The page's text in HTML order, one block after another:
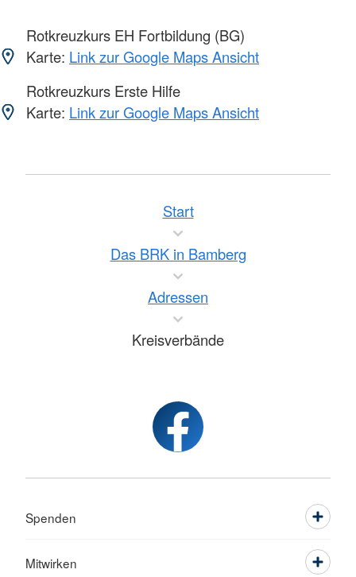
Rotkreuzkurs EH Fortbildung (BG)
Karte: Link zur Google Maps Ansicht
Rotkreuzkurs Erste Hilfe
Karte: Link zur Google Maps Ansicht
Start
Das BRK in Bamberg
Adressen
Kreisverbände
Spenden
Mitwirken